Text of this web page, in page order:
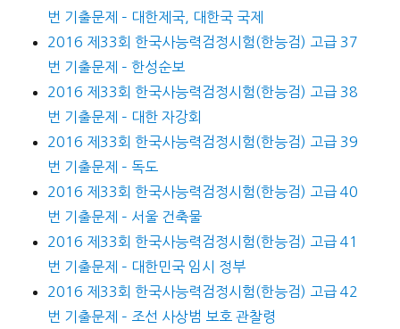
번 기출문제 – 대한제국, 대한국 국제
2016 제33회 한국사능력검정시험(한능검) 고급 37
번 기출문제 – 한성순보
2016 제33회 한국사능력검정시험(한능검) 고급 38
번 기출문제 – 대한 자강회
2016 제33회 한국사능력검정시험(한능검) 고급 39
번 기출문제 – 독도
2016 제33회 한국사능력검정시험(한능검) 고급 40
번 기출문제 – 서울 건축물
2016 제33회 한국사능력검정시험(한능검) 고급 41
번 기출문제 – 대한민국 임시 정부
2016 제33회 한국사능력검정시험(한능검) 고급 42
번 기출문제 – 조선 사상범 보호 관찰령